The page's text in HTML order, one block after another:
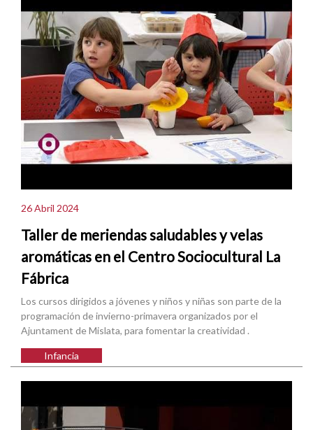
26 Abril 2024
Taller de meriendas saludables y velas
aromáticas en el Centro Sociocultural La
Fábrica
Los cursos dirigidos a jóvenes y niños y niñas son parte de la
programación de invierno-primavera organizados por el
Ajuntament de Mislata, para fomentar la creatividad .
Infancia